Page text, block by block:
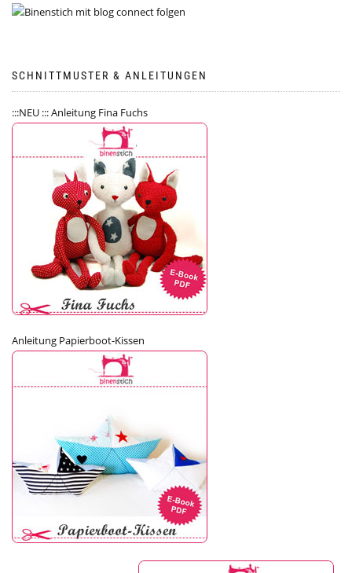
SCHNITTMUSTER & ANLEITUNGEN
:::NEU ::: Anleitung Fina Fuchs
Anleitung Papierboot-Kissen